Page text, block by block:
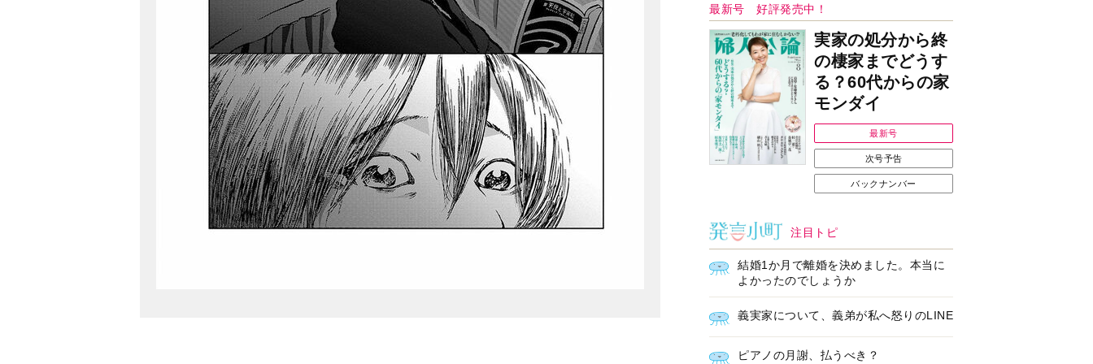
ＡＩで始める遺言を書
く前の準備セミナー開
催
耳にすっぽり！オーテ
ィコン補聴器、新しい
スタイルで All in Ear
の「オーティコン ジー
ル」を発売
トするオープンイヤー
型イヤホン「kikippa イ
ヤホン HERALBONY
モデル」発売
ージについてのお詫び
と訂正